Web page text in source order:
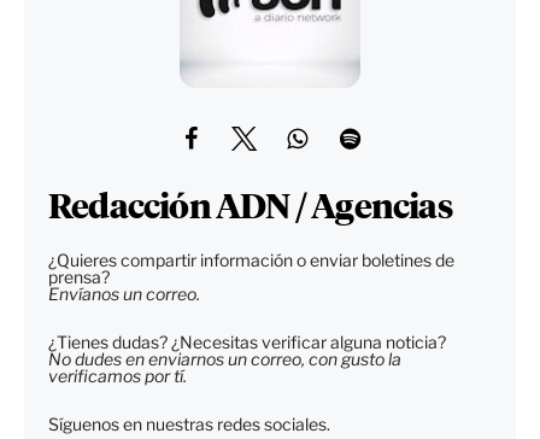
Redacción ADN / Agencias
¿Quieres compartir información o enviar boletines de
prensa?
Envíanos un correo.
¿Tienes dudas? ¿Necesitas verificar alguna noticia?
No dudes en enviarnos un correo, con gusto la
verificamos por tí.
Síguenos en nuestras redes sociales.